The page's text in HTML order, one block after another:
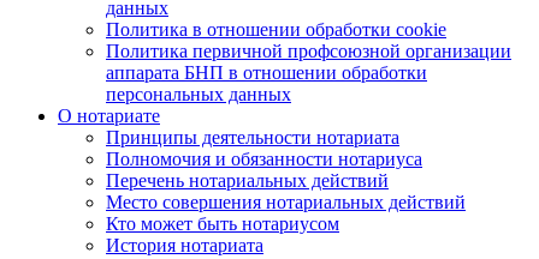
данных
Политика в отношении обработки cookie
Политика первичной профсоюзной организации
аппарата БНП в отношении обработки
персональных данных
О нотариате
Принципы деятельности нотариата
Полномочия и обязанности нотариуса
Перечень нотариальных действий
Место совершения нотариальных действий
Кто может быть нотариусом
История нотариата